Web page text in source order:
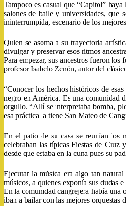
Tampoco es casual que “Capitol”
salones de baile y universidades, que
ininterrumpida, escenario de los
Quien se asoma a su trayectoria
divulgar y preservar esos ritmos
Para empezar, sus ancestros fueron
profesor Isabelo Zenón, autor del
“Conocer los hechos históricos de
negro en América. Es una comunidad
orgullo. “Allí se interpretaba bomba,
esa práctica la tiene San Mateo de
En el patio de su casa se reunían los
celebraban las típicas Fiestas de Cruz
desde que estaba en la cuna pues su
Ejecutar la música era algo tan
músicos, a quienes exponía sus dudas
En la comunidad cangrejera había una
iban a bailar con las mejores